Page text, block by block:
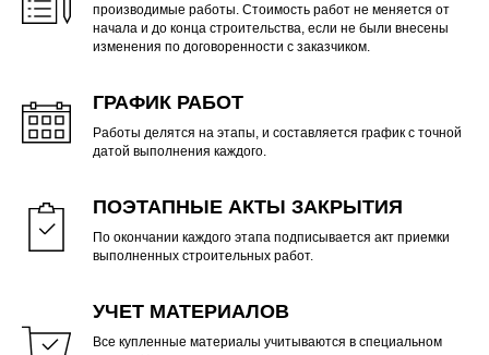
производимые работы. Стоимость работ не меняется от
начала и до конца строительства, если не были внесены
изменения по договоренности с заказчиком.
ГРАФИК РАБОТ
Работы делятся на этапы, и составляется график с точной
датой выполнения каждого.
ПОЭТАПНЫЕ АКТЫ ЗАКРЫТИЯ
По окончании каждого этапа подписывается акт приемки
выполненных строительных работ.
УЧЕТ МАТЕРИАЛОВ
Все купленные материалы учитываются в специальном